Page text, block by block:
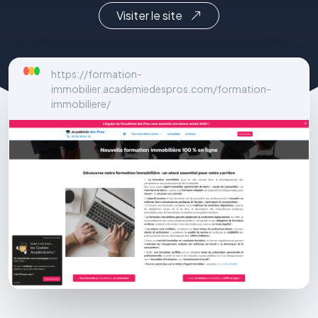
Visiter le site
https://formation-
immobilier.academiedespros.com/formation-
immobiliere/